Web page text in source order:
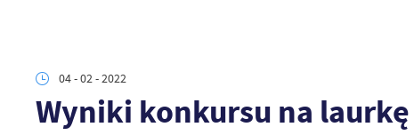
04 - 02 - 2022
Wyniki konkursu na